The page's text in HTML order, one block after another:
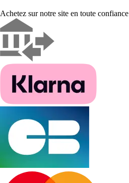
Achetez sur notre site en toute confiance